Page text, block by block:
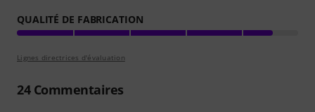
QUALITÉ DE FABRICATION
Lignes directrices d'évaluation
24Commentaires